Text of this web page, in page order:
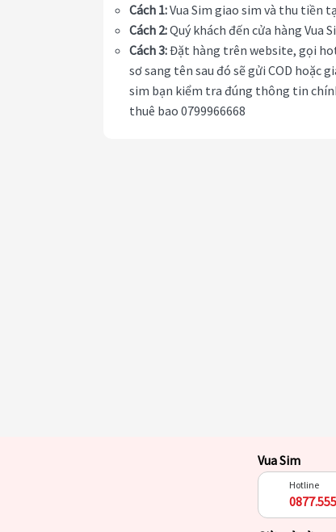
Cách 1:Vua Sim giao sim và thu tiền
Cách 2:Quý khách đến cửa hàng Vua
Cách 3:Đặt hàng trên website, gọi
sơ sang tên sau đó sẽ gửi COD
sim bạn kiểm tra đúng thông tin
thuê bao 0799966668
Vua Sim
Hotline